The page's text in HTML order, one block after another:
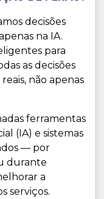
decisões
na IA.
para
as decisões
não apenas
ferramentas
(IA) e sistemas
— por
durante
a
serviços.